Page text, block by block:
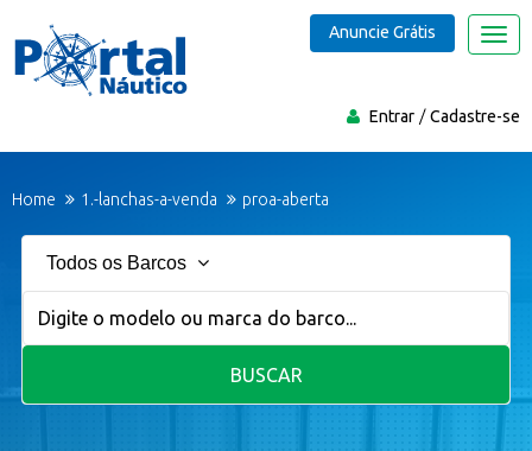
Entrar Cadastre-se
Anuncie Grátis
Home 1.-lanchas-a-venda proa-aberta
Todos os Barcos
BUSCAR